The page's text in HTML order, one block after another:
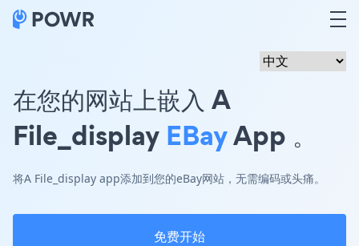
在您的网站上嵌入 A
File_display EBayApp 。
将A File_display app添加到您的eBay网站，无需编码或头痛。
免费开始